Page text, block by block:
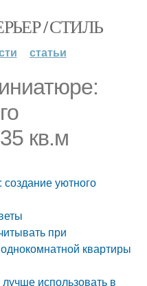
/ СТИЛЬ
статьи
кв.м
уютного
при
квартиры
использовать в